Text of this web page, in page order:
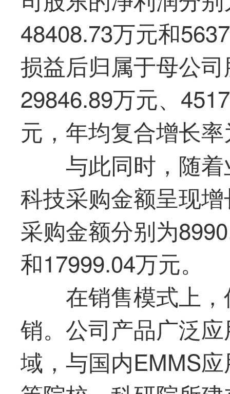
48408.73万元和
损益后归属于母公
29846.89万元、
元，年均复合增长
与此同时，随着
科技采购金额呈现
采购金额分别为
和17999.04万元。
在销售模式上，
销。公司产品广泛
域，与国内EMMS